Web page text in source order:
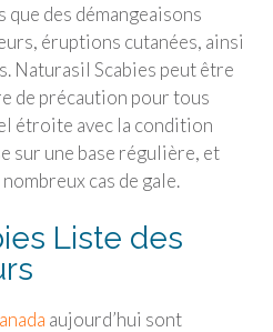
que des démangeaisons
éruptions cutanées, ainsi
Naturasil Scabies peut être
de précaution pour tous
étroite avec la condition
sur une base régulière, et
cas de gale.
Liste des
aujourd’hui sont